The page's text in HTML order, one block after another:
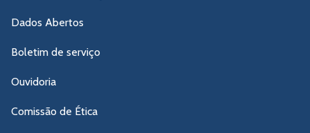
Dados Abertos
Boletim de serviço
Ouvidoria
Comissão de Ética